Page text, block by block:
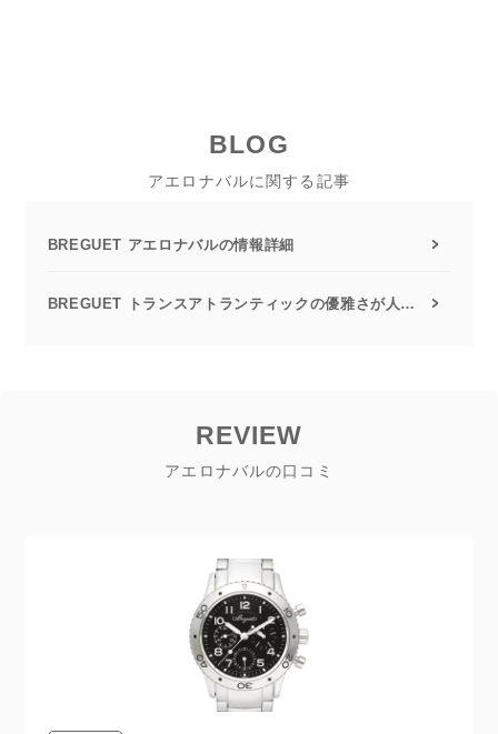
BLOG
アエロナバルに関する記事
BREGUET アエロナバルの情報詳細
BREGUET トランスアトランティックの優雅さが人気の秘訣
REVIEW
アエロナバルの口コミ